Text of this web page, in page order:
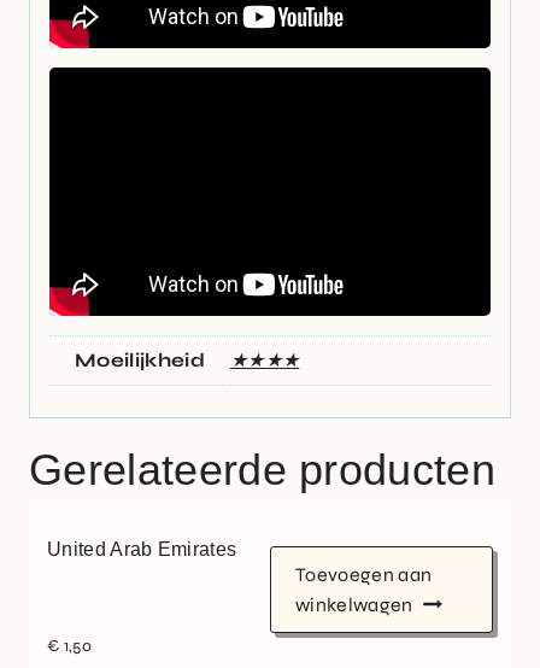
Moeilijkheid ★★★★
Gerelateerde producten
United Arab Emirates
€ 1,50
Toevoegen aan
winkelwagen